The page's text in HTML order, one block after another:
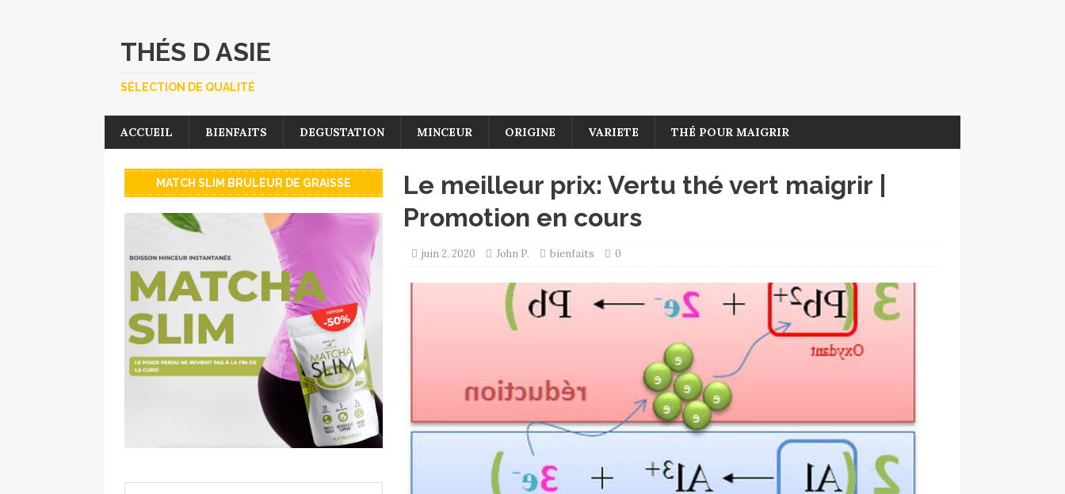
THÉS D ASIE
SÉLECTION DE QUALITÉ
ACCUEIL BIENFAITS DEGUSTATION MINCEUR ORIGINE VARIETE THÉ POUR MAIGRIR
Le meilleur prix: Vertu thé vert maigrir |
Promotion en cours
juin 2, 2020 John P. bienfaits 0
MATCH SLIM BRULEUR DE GRAISSE